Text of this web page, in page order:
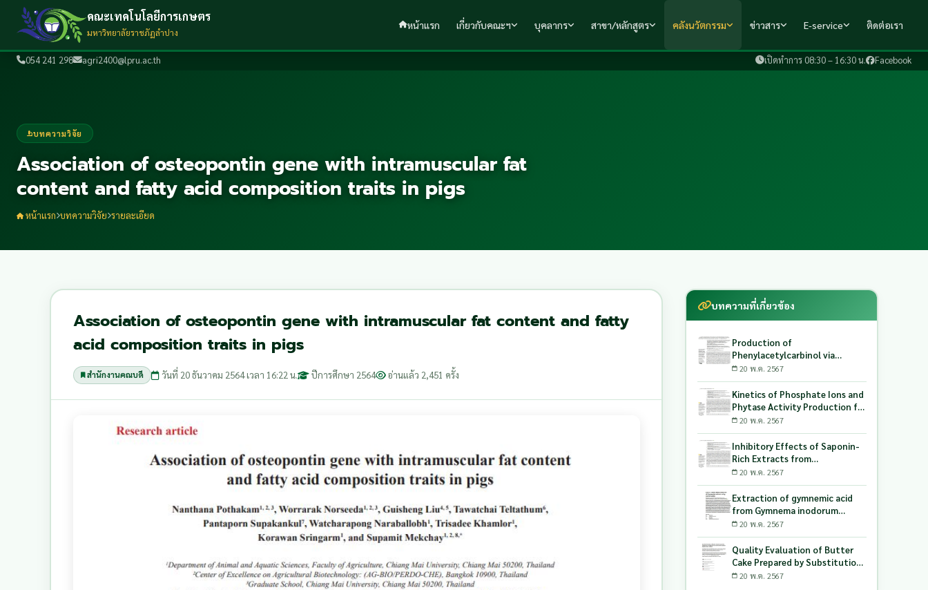
054 241 298 agri2400@lpru.ac.th เปิดทำการ 08:30 – 16:30 น. Facebook
คณะเทคโนโลยีการเกษตร
มหาวิทยาลัยราชภัฏลำปาง
หน้าแรก เกี่ยวกับคณะฯ บุคลากร สาขา/หลักสูตร คลังนวัตกรรม ข่าวสาร E-service ติดต่อเรา
บทความวิจัย
Association of osteopontin gene with intramuscular fat
content and fatty acid composition traits in pigs
หน้าแรก บทความวิจัย รายละเอียด
Association of osteopontin gene with intramuscular fat content and fatty
acid composition traits in pigs
สำนักงานคณบดี วันที่ 20 ธันวาคม 2564 เวลา 16:22 น. ปีการศึกษา 2564 อ่านแล้ว 2,451 ครั้ง
บทความที่เกี่ยวข้อง
Production of
Phenylacetylcarbinol via
Biotransformation Using the
Co-Culture of Candida
tropicalis TISTR 5306 and
Saccharomyces cerevisiae
TISTR 5606 as the Biocatalyst
20 พ.ค. 2567
Kinetics of Phosphate Ions and
Phytase Activity Production for
Lactic Acid-Producing Bacteria
Utilizing Milling and Whitening
Stages Rice Bran as Biopolymer
Substrates
20 พ.ค. 2567
Inhibitory Effects of Saponin-
Rich Extracts from
Pouteriacambodiana against
Digestive Enzymes a-
Glucosidase and Pancreatic
Lipase
20 พ.ค. 2567
Extraction of gymnemic acid
from Gymnema inodorum
(Lour.) Decne. leaves and
production of dry powder
extract using maltodextrin
20 พ.ค. 2567
Quality Evaluation of Butter
Cake Prepared by Substitution
of Wheat Flour with Green
20 พ.ค. 2567